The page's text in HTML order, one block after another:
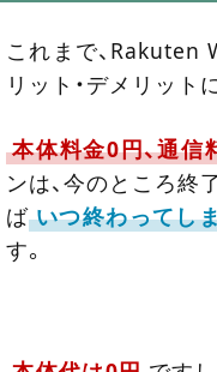
これまで、Rakuten
リット・デメリット
本体料金0円、通
ンは、今のところ終
ば いつ終わってし
す。